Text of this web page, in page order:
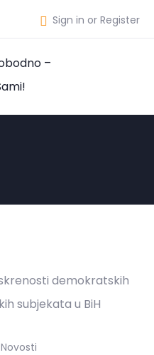
Sign in or Register
Novosti